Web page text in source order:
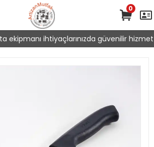
ihtiyaçlarınızda güvenilir hizmet
0